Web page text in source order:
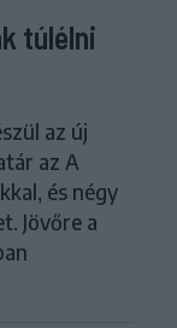
túlélni
az új
az A
és négy
Jövőre a